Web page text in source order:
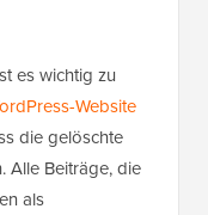
es wichtig zu
Website
die gelöschte
Alle Beiträge, die
als